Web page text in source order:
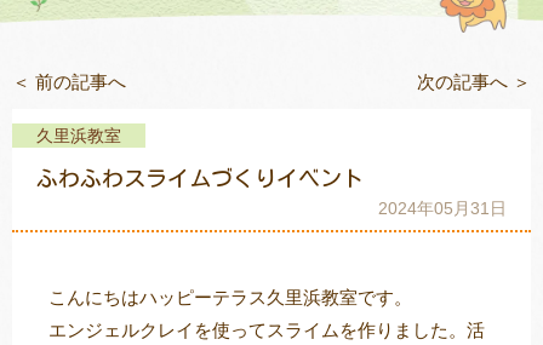
支援事例
教室一覧
＜ 前の記事へ 次の記事へ ＞
久里浜教室
ふわふわスライムづくりイベント
2024年05月31日
こんにちはハッピーテラス久里浜教室です。
エンジェルクレイを使ってスライムを作りました。活